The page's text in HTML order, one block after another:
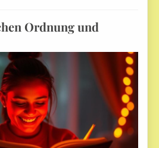
Ordnung und